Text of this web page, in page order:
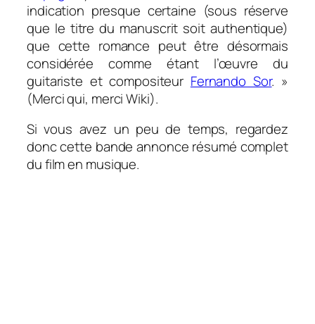
indication presque certaine (sous réserve
que le titre du manuscrit soit authentique)
que cette romance peut être désormais
considérée comme étant l’œuvre du
guitariste et compositeur Fernando Sor. »
(Merci qui, merci Wiki).
Si vous avez un peu de temps, regardez
donc cette bande annonce résumé complet
du film en musique.